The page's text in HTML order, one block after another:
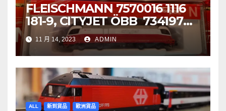
FLEISCHMANN 7570016 1116
181-9, CITYJET ÖBB 734197
Re 620 088-5, SBB Cargo
11 月 14, 2023 ADMIN
ALL 新到貨品 歐洲貨品